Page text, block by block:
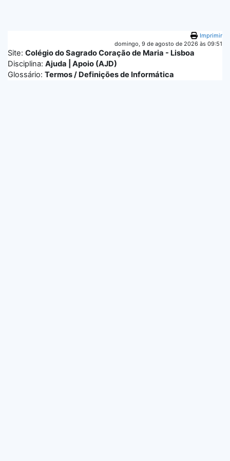
Imprimir
domingo, 9 de agosto de 2026 às 09:51
Site: Colégio do Sagrado Coração de Maria - Lisboa
Disciplina: Ajuda | Apoio (AJD)
Glossário: Termos / Definições de Informática